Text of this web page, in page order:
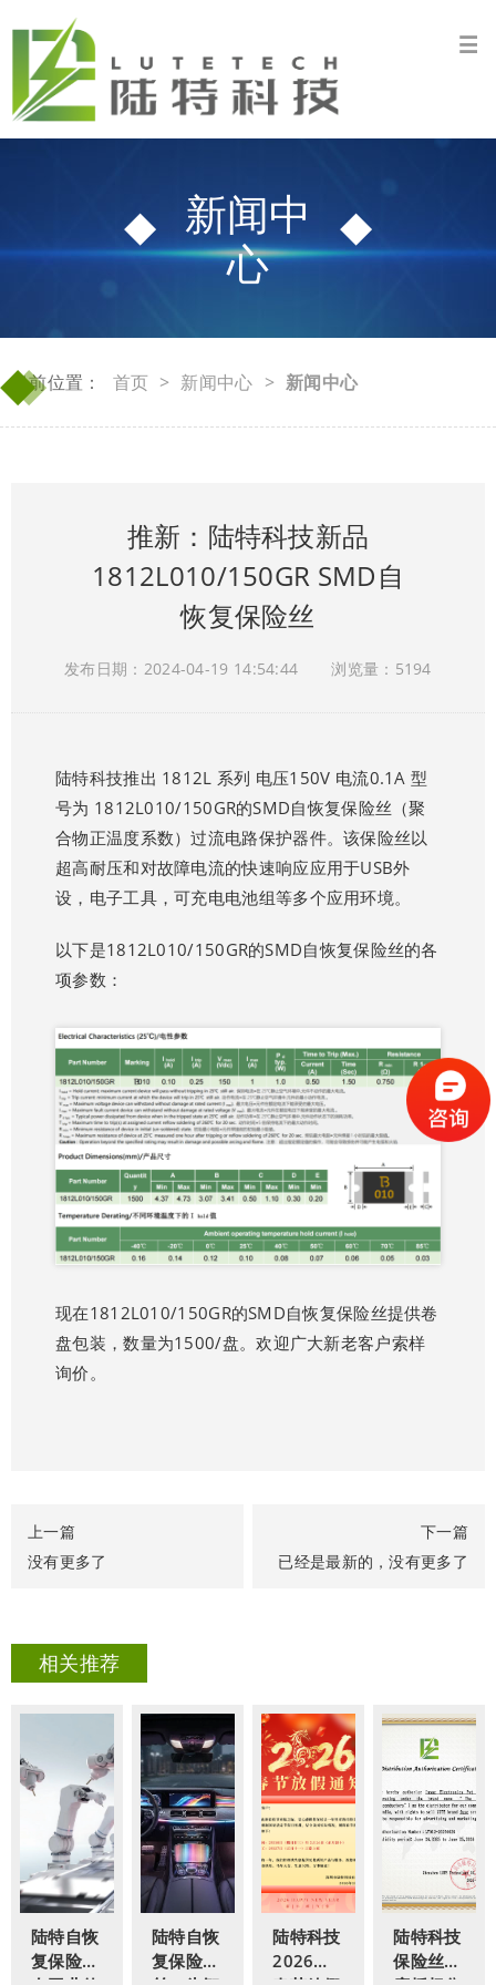
新闻中
心
◆
◆
当前位置： 首页 > 新闻中心 > 新闻中心
推新：陆特科技新品
1812L010/150GR SMD自
恢复保险丝
发布日期：2024-04-19 14:54:44 浏览量：5194
陆特科技推出 1812L 系列 电压150V 电流0.1A 型
号为 1812L010/150GR的SMD自恢复保险丝（聚
合物正温度系数）过流电路保护器件。该保险丝以
超高耐压和对故障电流的快速响应应用于USB外
设，电子工具，可充电电池组等多个应用环境。
以下是1812L010/150GR的SMD自恢复保险丝的各
项参数：
现在1812L010/150GR的SMD自恢复保险丝提供卷
盘包装，数量为1500/盘。欢迎广大新老客户索样
询价。
上一篇
没有更多了
下一篇
已经是最新的，没有更多了
相关推荐
陆特自恢
复保险丝
陆特自恢
复保险
陆特科技
2026年
陆特科技
保险丝印